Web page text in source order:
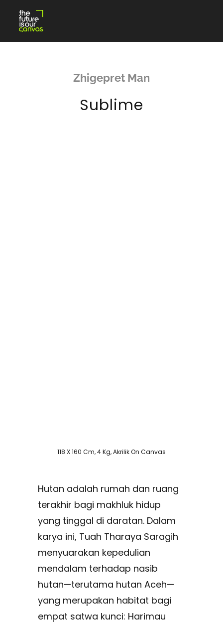
content
Zhigepret Man
Sublime
118 X 160 Cm, 4 Kg, Akrilik On Canvas
Hutan adalah rumah dan ruang
terakhir bagi makhluk hidup
yang tinggal di daratan. Dalam
karya ini, Tuah Tharaya Saragih
menyuarakan kepedulian
mendalam terhadap nasib
hutan—terutama hutan Aceh—
yang merupakan habitat bagi
empat satwa kunci: Harimau